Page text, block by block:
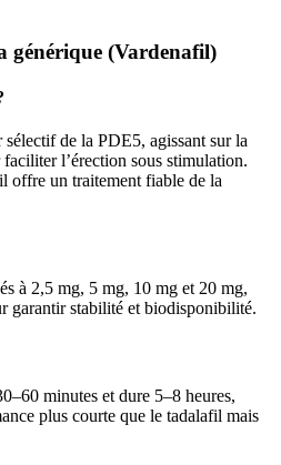
générique (Vardenafil)
de la PDE5, agissant sur la
l’érection sous stimulation.
offre un traitement fiable de la
à 2,5 mg, 5 mg, 10 mg et 20 mg,
garantir stabilité et biodisponibilité.
minutes et dure 5–8 heures,
plus courte que le tadalafil mais